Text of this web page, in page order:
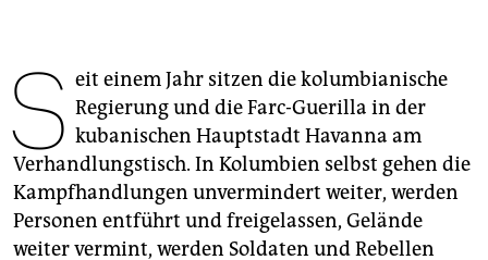
abo
genossenschaft
epaper login
S eit einem Jahr sitzen die kolumbianische
Regierung und die Farc-Guerilla in der
kubanischen Hauptstadt Havanna am
Verhandlungstisch. In Kolumbien selbst gehen die
Kampfhandlungen unvermindert weiter, werden
Personen entführt und freigelassen, Gelände
weiter vermint, werden Soldaten und Rebellen